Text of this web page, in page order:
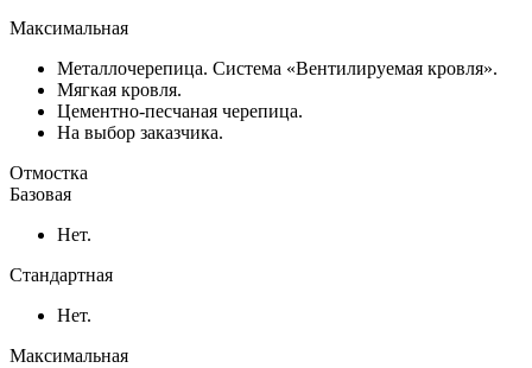
Максимальная
Металлочерепица. Система «Вентилируемая кровля».
Мягкая кровля.
Цементно-песчаная черепица.
На выбор заказчика.
Отмостка
Базовая
Нет.
Стандартная
Нет.
Максимальная